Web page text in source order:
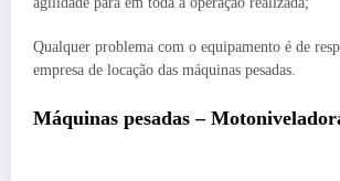
Qualquer problema com o equipamento é de
empresa de locação das máquinas pesadas.
Máquinas pesadas –